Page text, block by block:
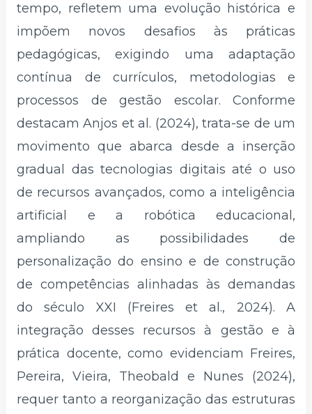
tempo, refletem uma evolução histórica e
impõem novos desafios às práticas
pedagógicas, exigindo uma adaptação
contínua de currículos, metodologias e
processos de gestão escolar. Conforme
destacam Anjos et al. (2024), trata-se de um
movimento que abarca desde a inserção
gradual das tecnologias digitais até o uso
de recursos avançados, como a inteligência
artificial e a robótica educacional,
ampliando as possibilidades de
personalização do ensino e de construção
de competências alinhadas às demandas
do século XXI (Freires et al., 2024). A
integração desses recursos à gestão e à
prática docente, como evidenciam Freires,
Pereira, Vieira, Theobald e Nunes (2024),
requer tanto a reorganização das estruturas